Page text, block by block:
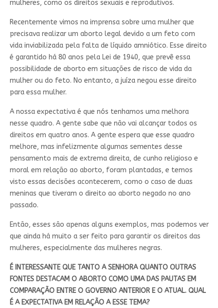
mulheres, como os direitos sexuais e reprodutivos.
Recentemente vimos na imprensa sobre uma mulher que
precisava realizar um aborto legal devido a um feto com
vida inviabilizada pela falta de líquido amniótico. Esse direito
é garantido há 80 anos pela Lei de 1940, que prevê essa
possibilidade de aborto em situações de risco de vida da
mulher ou do feto. No entanto, a juíza negou esse direito
para essa mulher.
A nossa expectativa é que nós tenhamos uma melhora
nesse quadro. A gente sabe que não vai alcançar todos os
direitos em quatro anos. A gente espera que esse quadro
melhore, mas infelizmente algumas sementes desse
pensamento mais de extrema direita, de cunho religioso e
moral em relação ao aborto, foram plantadas, e temos
visto essas decisões acontecerem, como o caso de duas
meninas que tiveram o direito ao aborto negado no ano
passado.
Então, esses são apenas alguns exemplos, mas podemos ver
que ainda há muito a ser feito para garantir os direitos das
mulheres, especialmente das mulheres negras.
É INTERESSANTE QUE TANTO A SENHORA QUANTO OUTRAS
FONTES DESTACAM O ABORTO COMO UMA DAS PAUTAS EM
COMPARAÇÃO ENTRE O GOVERNO ANTERIOR E O ATUAL. QUAL
É A EXPECTATIVA EM RELAÇÃO A ESSE TEMA?